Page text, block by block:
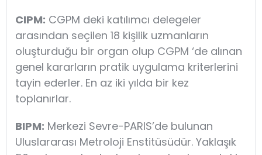
CIPM: CGPM deki katılımcı delegeler
arasından seçilen 18 kişilik uzmanların
oluşturduğu bir organ olup CGPM ‘de alınan
genel kararların pratik uygulama kriterlerini
tayin ederler. En az iki yılda bir kez
toplanırlar.
BIPM: Merkezi Sevre-PARIS’de bulunan
Uluslararası Metroloji Enstitüsüdür. Yaklaşık